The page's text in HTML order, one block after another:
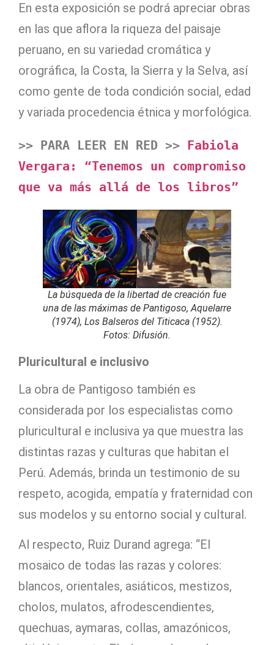
En esta exposición se podrá apreciar obras
en las que aflora la riqueza del paisaje
peruano, en su variedad cromática y
orográfica, la Costa, la Sierra y la Selva, así
como gente de toda condición social, edad
y variada procedencia étnica y morfológica.
>> PARA LEER EN RED >> Fabiola
Vergara: “Tenemos un compromiso
que va más allá de los libros”
La búsqueda de la libertad de creación fue
una de las máximas de Pantigoso, Aquelarre
(1974), Los Balseros del Titicaca (1952).
Fotos: Difusión.
Pluricultural e inclusivo
La obra de Pantigoso también es
considerada por los especialistas como
pluricultural e inclusiva ya que muestra las
distintas razas y culturas que habitan el
Perú. Además, brinda un testimonio de su
respeto, acogida, empatía y fraternidad con
sus modelos y su entorno social y cultural.
Al respecto, Ruiz Durand agrega: “El
mosaico de todas las razas y colores:
blancos, orientales, asiáticos, mestizos,
cholos, mulatos, afrodescendientes,
quechuas, aymaras, collas, amazónicos,